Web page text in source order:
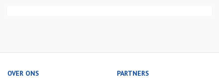
OVER ONS PARTNERS